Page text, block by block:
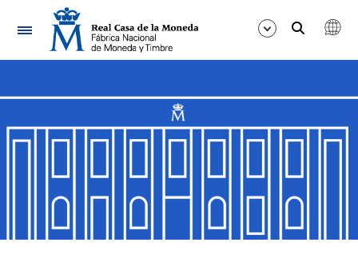
Nabigazioa
Erakutsi/Ezkutatu
Erakutsi/Ezkutatu
Erakutsi/Ezkutatu